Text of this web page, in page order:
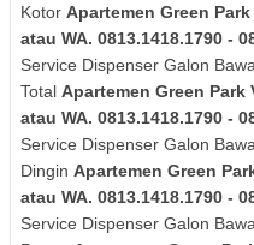
Kotor Apartemen Green
atau WA. 0813.1418.1790 -
Service Dispenser Galon
Total Apartemen Green Park
atau WA. 0813.1418.1790 -
Service Dispenser Galon
Dingin Apartemen Green
atau WA. 0813.1418.1790 -
Service Dispenser Galon